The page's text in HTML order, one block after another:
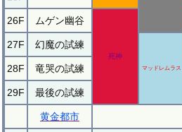
26F ムゲン幽谷
死神
27F 幻魔の試練
マッドレムラス
28F 竜哭の試練
29F 最後の試練
黄金都市